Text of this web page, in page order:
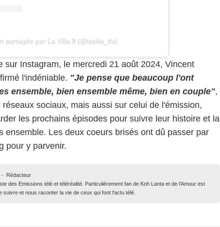
partagée par La Villa 9 (@lavilla_tfx)
sur Instagram, le mercredi 21 août 2024, Vincent
l'indéniable. "Je pense que beaucoup l'ont
ensemble, bien ensemble même, bien en couple",
sociaux, mais aussi sur celui de l'émission,
les prochains épisodes pour suivre leur histoire et la
ensemble. Les deux coeurs brisés ont dû passer par
pour y parvenir.
- Rédacteur
des Emissions télé et téléréalité. Particulièrement fan de Koh Lanta et de l'Amour est
suivre et nous raconter la vie de ceux qui font l'actu télé.